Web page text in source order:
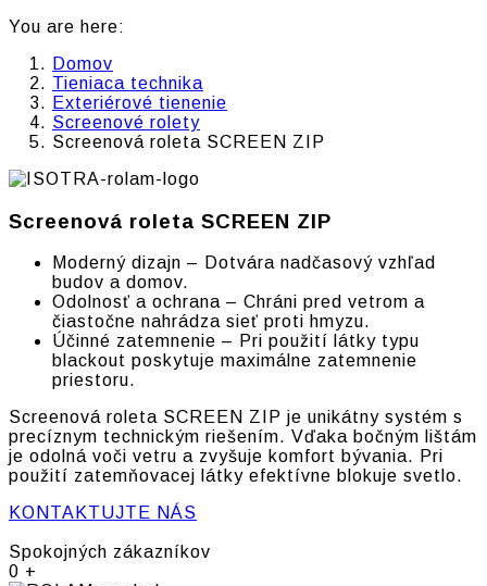
You are here:
Domov
Tieniaca technika
Exteriérové tienenie
Screenové rolety
Screenová roleta SCREEN ZIP
Screenová roleta SCREEN ZIP
Moderný dizajn – Dotvára nadčasový vzhľad
budov a domov.
Odolnosť a ochrana – Chráni pred vetrom a
čiastočne nahrádza sieť proti hmyzu.
Účinné zatemnenie – Pri použití látky typu
blackout poskytuje maximálne zatemnenie
priestoru.
Screenová roleta SCREEN ZIP je unikátny systém s
precíznym technickým riešením. Vďaka bočným lištám
je odolná voči vetru a zvyšuje komfort bývania. Pri
použití zatemňovacej látky efektívne blokuje svetlo.
KONTAKTUJTE NÁS
Spokojných zákazníkov
0 +